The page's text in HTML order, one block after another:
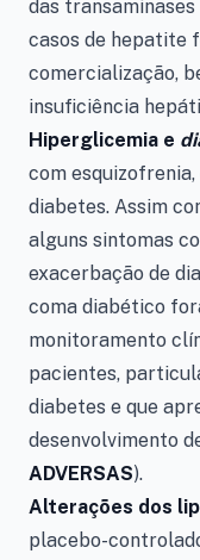
das transaminases
casos de hepatite
comercialização,
insuficiência
Hiperglicemia e
com
diabetes. Assim
alguns sintomas
exacerbação de
coma diabético
monitoramento
pacientes,
diabetes e que
desenvolvimento
ADVERSAS).
Alterações dos
placebo-